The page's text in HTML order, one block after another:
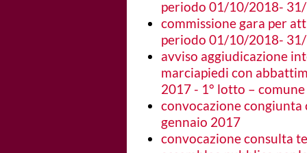
periodo 01/10/2018-
commissione gara per
periodo 01/10/2018-
avviso aggiudicazione
marciapiedi con
2017 - 1° lotto –
convocazione
gennaio 2017
convocazione consulta